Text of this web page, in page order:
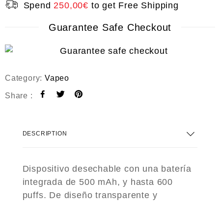
Spend 250,00€ to get Free Shipping
Guarantee Safe Checkout
Category:Vapeo
Share :
DESCRIPTION
Dispositivo desechable con una batería
integrada de 500 mAh, y hasta 600
puffs. De diseño transparente y